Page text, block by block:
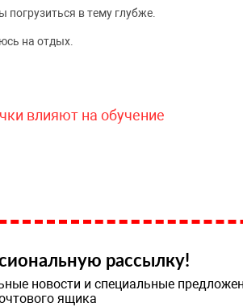
в тему глубже.
на отдых.
влияют на обучение
рассылку!
новости и специальные
ящика